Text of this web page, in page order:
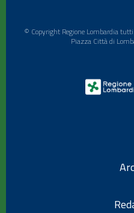
© Copyright Regione Lombardia
Piazza Città di